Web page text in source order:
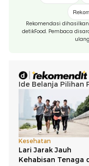
Rekomendasi
detikFood. Pembaca